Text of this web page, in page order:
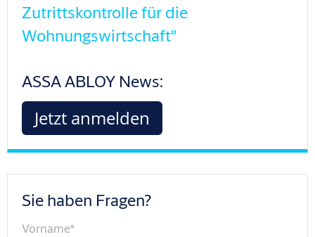
Zutrittskontrolle für die
Wohnungswirtschaft"
ASSA ABLOY News:
Jetzt anmelden
Sie haben Fragen?
Vorname*